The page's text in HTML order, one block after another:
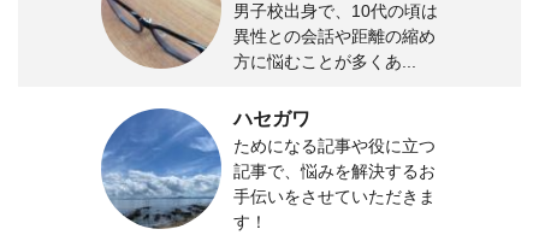
男子校出身で、10代の頃は
異性との会話や距離の縮め
方に悩むことが多くあ...
ハセガワ
ためになる記事や役に立つ
記事で、悩みを解決するお
手伝いをさせていただきま
す！